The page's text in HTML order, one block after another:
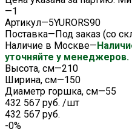
—1
Артикул—5YURORS90
Поставка—Под заказ (со
Наличие в Москве—
уточняйте у менеджеров.
Высота, см—210
Ширина, см—150
Диаметр горшка, см—55
432 567 руб. /шт
432 567 руб.
-0%